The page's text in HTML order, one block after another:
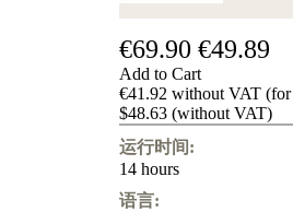
€69.90 €49.89
Add to Cart
€41.92 without VAT (for
$48.63 (without VAT)
运行时间:
14 hours
语言: